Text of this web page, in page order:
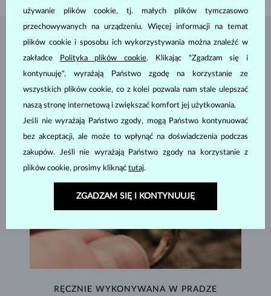
BIŻUTERIA ZATELIER KLENOTA
RĘCZNIE WYKONYWANA W PRADZE
używanie plików cookie, tj. małych plików tymczasowo
przechowywanych na urządzeniu. Więcej informacji na temat
plików cookie i sposobu ich wykorzystywania można znaleźć w
zakładce
Polityka plików cookie. Klikając "Zgadzam się i
kontynuuję", wyrażają Państwo zgodę na korzystanie ze
wszystkich plików cookie, co z kolei pozwala nam stale ulepszać
naszą stronę internetową i zwiększać komfort jej użytkowania.
Jeśli nie wyrażają Państwo zgody, mogą Państwo kontynuować
bez akceptacji, ale może to wpłynąć na doświadczenia podczas
zakupów. Jeśli nie wyrażają Państwo zgody na korzystanie z
plików cookie, prosimy kliknąć tutaj.
ZGADZAM SIĘ I KONTYNUUJĘ